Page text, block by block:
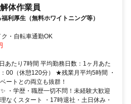
体作業員
利厚生（無料ホワイトニング等）
・自転車通勤OK
あたり7時間 平均勤務日数：1ヶ月あた
00（休憩120分） ★残業月平均5時間 ・
ートとの両立も抜群！
・学歴・職歴一切不問！未経験大歓迎
なくスタート ・17時退社・土日休み・